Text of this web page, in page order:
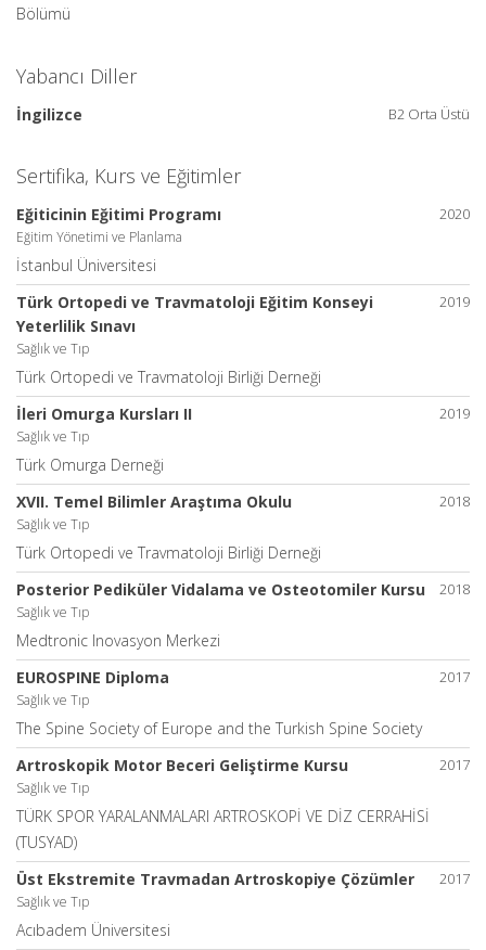
Bölümü
Yabancı Diller
B2 Orta Üstü
İngilizce
Sertifika, Kurs ve Eğitimler
2020
Eğiticinin Eğitimi Programı
Eğitim Yönetimi ve Planlama
İstanbul Üniversitesi
2019
Türk Ortopedi ve Travmatoloji Eğitim Konseyi
Yeterlilik Sınavı
Sağlık ve Tıp
Türk Ortopedi ve Travmatoloji Birliği Derneği
2019
İleri Omurga Kursları II
Sağlık ve Tıp
Türk Omurga Derneği
2018
XVII. Temel Bilimler Araştıma Okulu
Sağlık ve Tıp
Türk Ortopedi ve Travmatoloji Birliği Derneği
2018
Posterior Pediküler Vidalama ve Osteotomiler Kursu
Sağlık ve Tıp
Medtronic Inovasyon Merkezi
2017
EUROSPINE Diploma
Sağlık ve Tıp
The Spine Society of Europe and the Turkish Spine Society
2017
Artroskopik Motor Beceri Geliştirme Kursu
Sağlık ve Tıp
TÜRK SPOR YARALANMALARI ARTROSKOPİ VE DİZ CERRAHİSİ
(TUSYAD)
2017
Üst Ekstremite Travmadan Artroskopiye Çözümler
Sağlık ve Tıp
Acıbadem Üniversitesi